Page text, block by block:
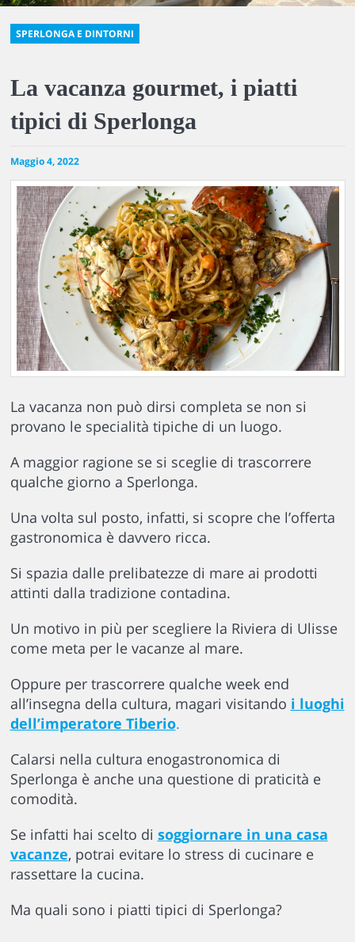
SPERLONGA E DINTORNI
La vacanza gourmet, i piatti
tipici di Sperlonga
Maggio 4, 2022
La vacanza non può dirsi completa se non si
provano le specialità tipiche di un luogo.
A maggior ragione se si sceglie di trascorrere
qualche giorno a Sperlonga.
Una volta sul posto, infatti, si scopre che l’offerta
gastronomica è davvero ricca.
Si spazia dalle prelibatezze di mare ai prodotti
attinti dalla tradizione contadina.
Un motivo in più per scegliere la Riviera di Ulisse
come meta per le vacanze al mare.
Oppure per trascorrere qualche week end
all’insegna della cultura, magari visitando i luoghi
dell’imperatore Tiberio.
Calarsi nella cultura enogastronomica di
Sperlonga è anche una questione di praticità e
comodità.
Se infatti hai scelto di soggiornare in una casa
vacanze, potrai evitare lo stress di cucinare e
rassettare la cucina.
Ma quali sono i piatti tipici di Sperlonga?